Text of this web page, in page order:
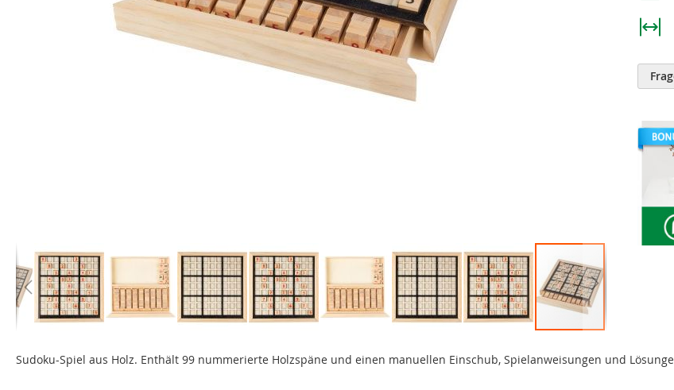
Anfang
Sudoku-Spiel aus Holz. Enthält 99 nummerierte Holzspäne und einen manuellen Einschub, Spielanweisungen und